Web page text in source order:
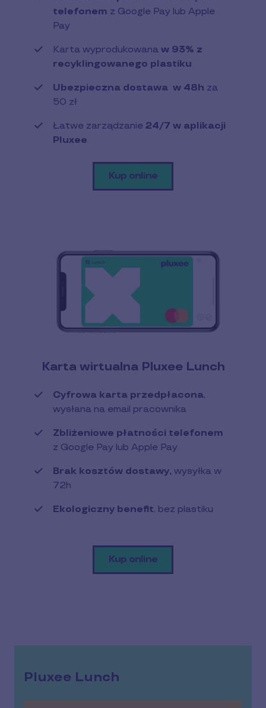
telefonem z Google Pay lub Apple
Pay
Karta wyprodukowana w 93% z
recyklingowanego plastiku
Ubezpieczna dostawa w 48h za
50 zł
Łatwe zarządzanie 24/7 w aplikacji
Pluxee
Kup online
Karta wirtualna Pluxee Lunch
Cyfrowa karta przedpłacona,
wysłana na email pracownika
Zbliżeniowe płatności telefonem
z Google Pay lub Apple Pay
Brak kosztów dostawy, wysyłka w
72h
Ekologiczny benefit, bez plastiku
Kup online
Pluxee Lunch